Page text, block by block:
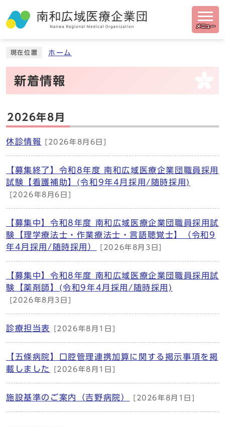
メニュー
現在位置 ホーム
新着情報
2026年8月
休診情報 [2026年8月6日]
【募集終了】令和8年度 南和広域医療企業団職員採用
試験【看護補助】(令和9年4月採用/随時採用)
[2026年8月6日]
【募集中】令和8年度 南和広域医療企業団職員採用試
験【理学療法士・作業療法士・言語聴覚士】（令和9
年4月採用/随時採用）
[2026年8月3日]
【募集中】令和8年度 南和広域医療企業団職員採用試
験【薬剤師】(令和9年4月採用/随時採用)
[2026年8月3日]
診療担当表 [2026年8月1日]
【五條病院】口腔管理連携加算に関する掲示事項を掲
載しました
[2026年8月1日]
施設基準のご案内（吉野病院） [2026年8月1日]